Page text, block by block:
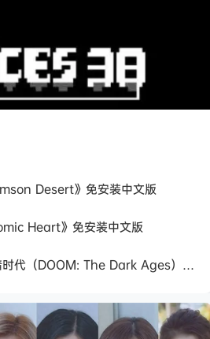
Desert》免安装中文版
Heart》免安装中文版
毁灭战士：黑暗时代（DOOM: The Dark Ages）免安装中文版